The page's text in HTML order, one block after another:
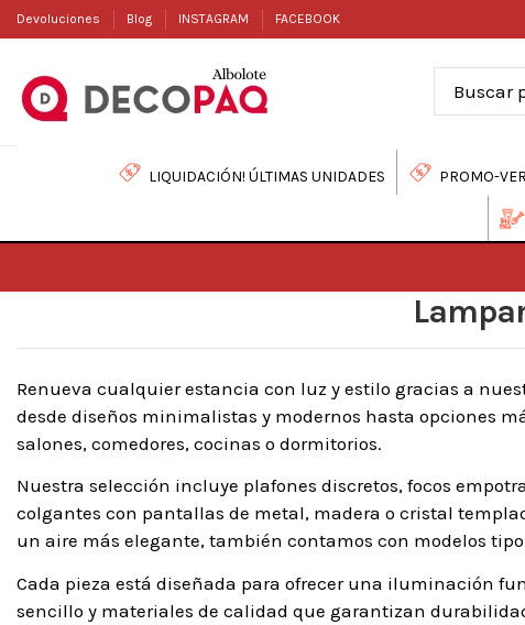
Devoluciones Blog INSTAGRAM FACEBOOK
LIQUIDACIÓN! ÚLTIMAS UNIDADES PROMO-
Renueva cualquier estancia con luz y estilo gracias a
desde diseños minimalistas y modernos hasta opciones
salones, comedores, cocinas o dormitorios.
Nuestra selección incluye plafones discretos, focos
colgantes con pantallas de metal, madera o cristal
un aire más elegante, también contamos con modelos
Cada pieza está diseñada para ofrecer una iluminación
sencillo y materiales de calidad que garantizan